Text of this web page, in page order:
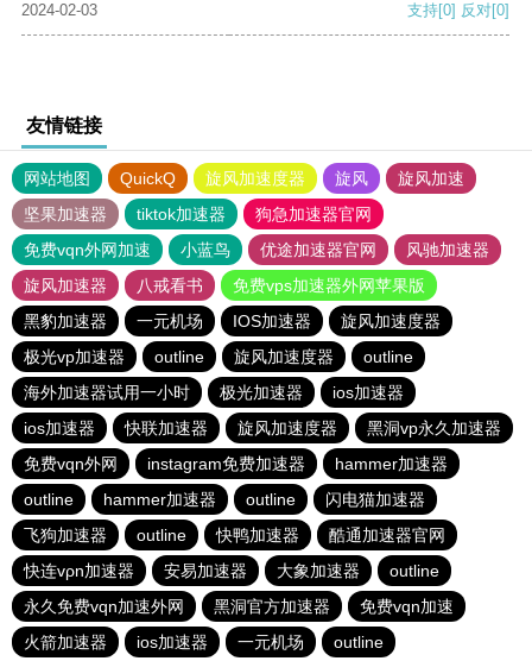
2024-02-03
支持[0] 反对[0]
友情链接
网站地图 QuickQ 旋风加速度器 旋风
旋风加速
坚果加速器
tiktok加速器
狗急加速器官网
免费vqn外网加速
小蓝鸟 优途加速器官网
风驰加速器
旋风加速器
八戒看书
免费vps加速器外网苹果版
黑豹加速器
一元机场 IOS加速器
旋风加速度器
极光vp加速器
outline 旋风加速度器
outline
海外加速器试用一小时
极光加速器
ios加速器
ios加速器
快联加速器 旋风加速度器
黑洞vp永久加速器
免费vqn外网
instagram免费加速器
hammer加速器
outline
hammer加速器 outline
闪电猫加速器
飞狗加速器
outline 快鸭加速器
酷通加速器官网
快连vρn加速器
安易加速器 大象加速器
outline
永久免费vqn加速外网
黑洞官方加速器
免费vqn加速
火箭加速器
ios加速器 一元机场 outline